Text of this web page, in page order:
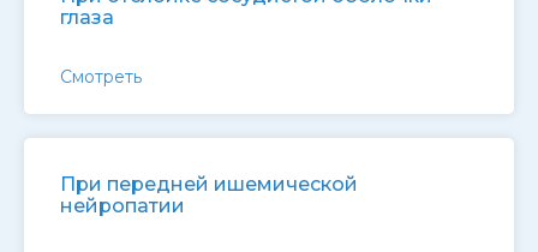
глаза
Смотреть
При передней ишемической
нейропатии